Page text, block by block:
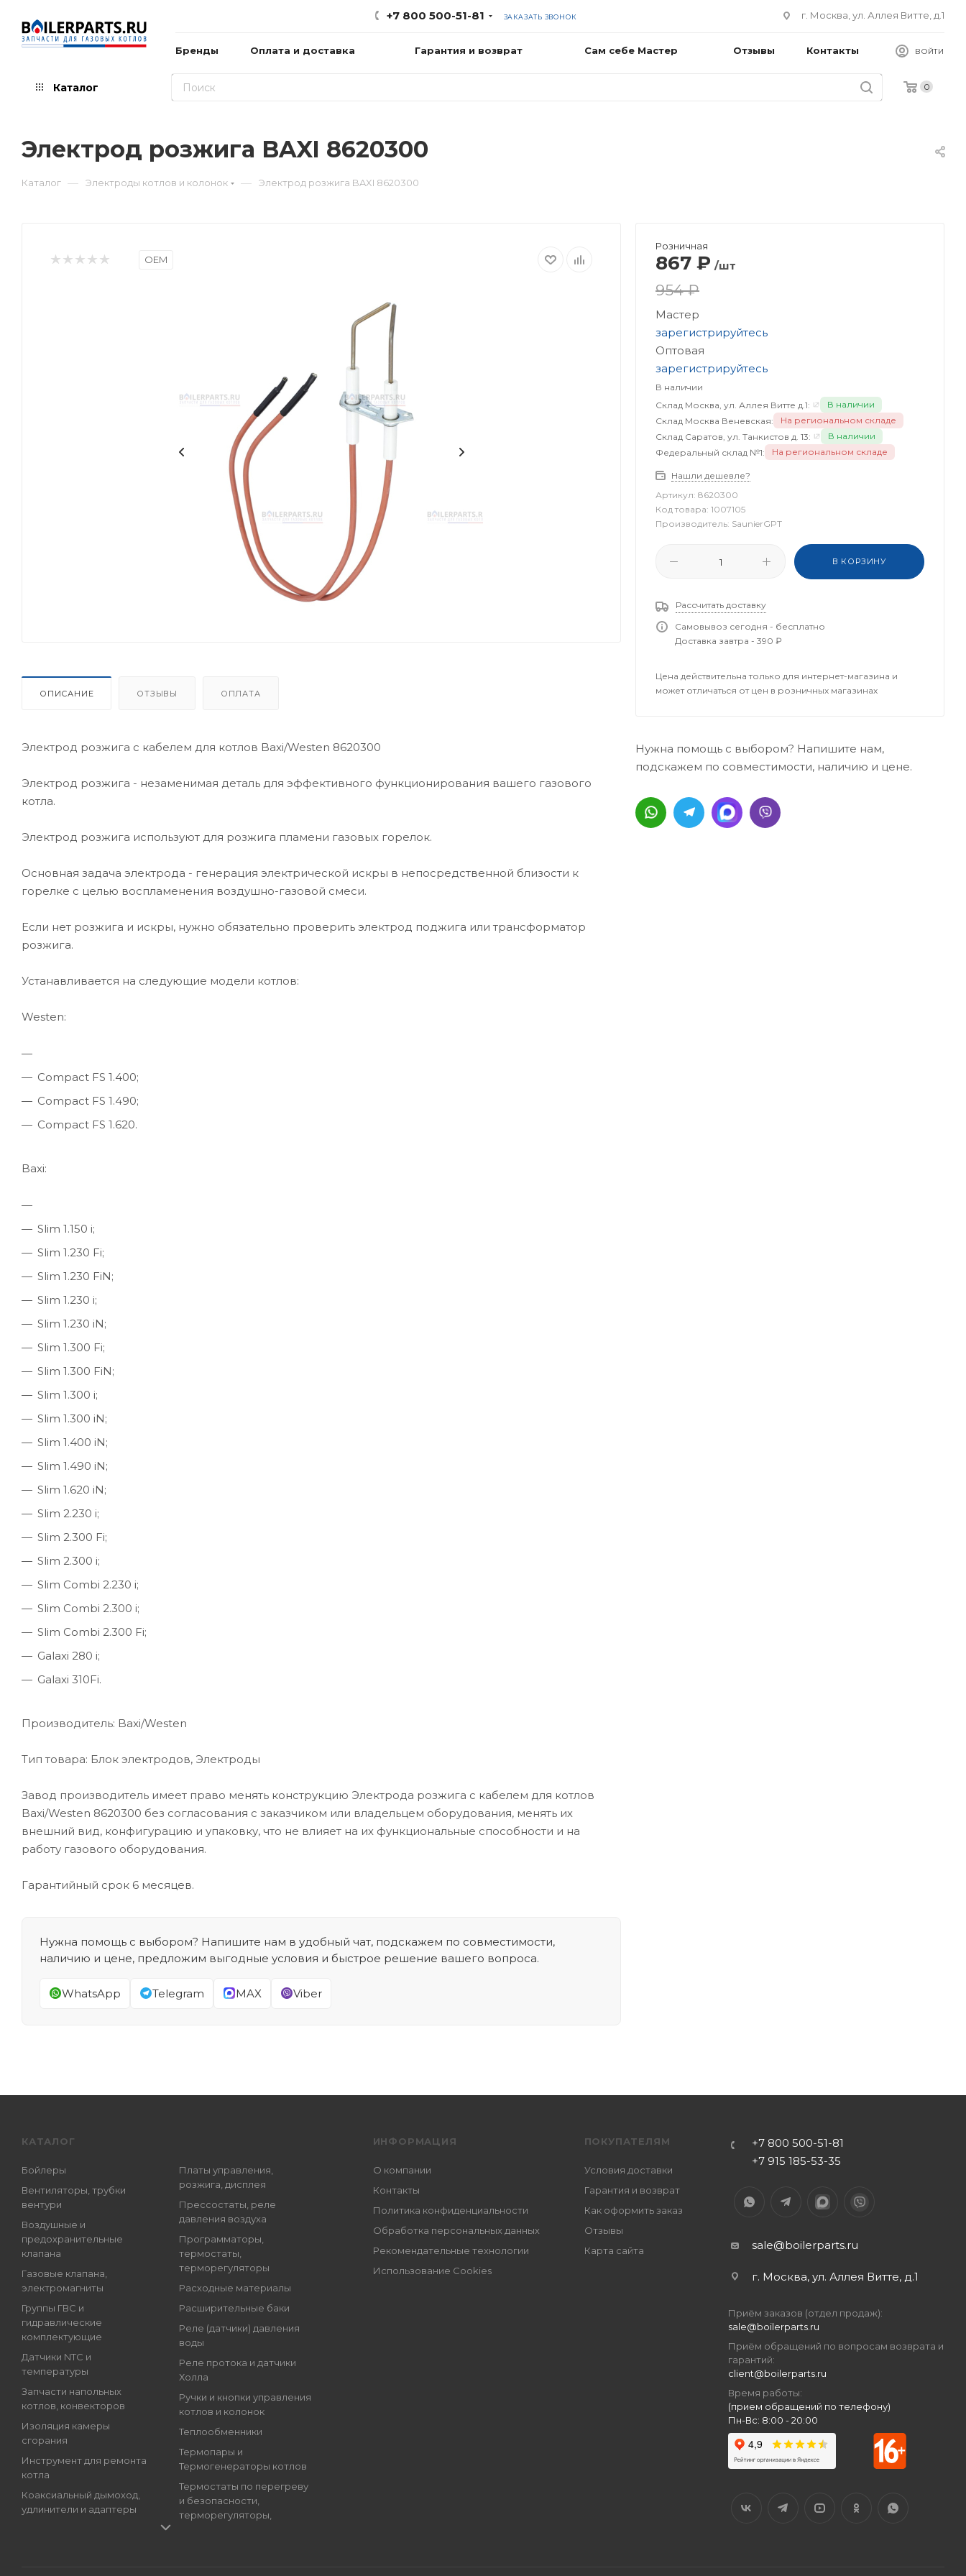
+7 800 500-51-81 ЗАКАЗАТЬ ЗВОНОК г. Москва, ул. Аллея Витте, д.1
Бренды Оплата и доставка Гарантия и возврат Сам себе Мастер Отзывы Контакты ВОЙТИ
Каталог 0
Электрод розжига BAXI 8620300
Каталог — Электроды котлов и колонок — Электрод розжига BAXI 8620300
OEM
ОПИСАНИЕ ОТЗЫВЫ ОПЛАТА
Электрод розжига с кабелем для котлов Baxi/Westen 8620300
Электрод розжига - незаменимая деталь для эффективного функционирования вашего газового
котла.
Электрод розжига используют для розжига пламени газовых горелок.
Основная задача электрода - генерация электрической искры в непосредственной близости к
горелке с целью воспламенения воздушно-газовой смеси.
Если нет розжига и искры, нужно обязательно проверить электрод поджига или трансформатор
розжига.
Устанавливается на следующие модели котлов:
Westen:
Compact FS 1.400;
Compact FS 1.490;
Compact FS 1.620.
Baxi:
Slim 1.150 i;
Slim 1.230 Fi;
Slim 1.230 FiN;
Slim 1.230 i;
Slim 1.230 iN;
Slim 1.300 Fi;
Slim 1.300 FiN;
Slim 1.300 i;
Slim 1.300 iN;
Slim 1.400 iN;
Slim 1.490 iN;
Slim 1.620 iN;
Slim 2.230 i;
Slim 2.300 Fi;
Slim 2.300 i;
Slim Combi 2.230 i;
Slim Combi 2.300 i;
Slim Combi 2.300 Fi;
Galaxi 280 i;
Galaxi 310Fi.
Производитель: Baxi/Westen
Тип товара: Блок электродов, Электроды
Завод производитель имеет право менять конструкцию Электрода розжига с кабелем для котлов
Baxi/Westen 8620300 без согласования с заказчиком или владельцем оборудования, менять их
внешний вид, конфигурацию и упаковку, что не влияет на их функциональные способности и на
работу газового оборудования.
Гарантийный срок 6 месяцев.
Нужна помощь с выбором? Напишите нам в удобный чат, подскажем по совместимости,
наличию и цене, предложим выгодные условия и быстрое решение вашего вопроса.
WhatsApp Telegram MAX Viber
Розничная
867 ₽ /шт
954 ₽
Мастер
зарегистрируйтесь
Оптовая
зарегистрируйтесь
В наличии
Склад Москва, ул. Аллея Витте д.1:
В наличии
Склад Москва Веневская:
На региональном складе
Склад Саратов, ул. Танкистов д. 13:
В наличии
Федеральный склад №1:
На региональном складе
Нашли дешевле?
Артикул: 8620300
Код товара: 1007105
Производитель: SaunierGPT
В КОРЗИНУ
Рассчитать доставку
Самовывоз сегодня - бесплатно
Доставка завтра - 390 ₽
Цена действительна только для интернет-магазина и
может отличаться от цен в розничных магазинах
Нужна помощь с выбором? Напишите нам,
подскажем по совместимости, наличию и цене.
КАТАЛОГ
Бойлеры
Вентиляторы, трубки
вентури
Воздушные и
предохранительные
клапана
Газовые клапана,
электромагниты
Группы ГВС и
гидравлические
комплектующие
Датчики NTC и
температуры
Запчасти напольных
котлов, конвекторов
Изоляция камеры
сгорания
Инструмент для ремонта
котла
Коаксиальный дымоход,
удлинители и адаптеры
Платы управления,
розжига, дисплея
Прессостаты, реле
давления воздуха
Программаторы,
термостаты,
терморегуляторы
Расходные материалы
Расширительные баки
Реле (датчики) давления
воды
Реле протока и датчики
Холла
Ручки и кнопки управления
котлов и колонок
Теплообменники
Термопары и
Термогенераторы котлов
Термостаты по перегреву
и безопасности,
терморегуляторы,
ИНФОРМАЦИЯ
О компании
Контакты
Политика конфиденциальности
Обработка персональных данных
Рекомендательные технологии
Использование Cookies
ПОКУПАТЕЛЯМ
Условия доставки
Гарантия и возврат
Как оформить заказ
Отзывы
Карта сайта
+7 800 500-51-81
+7 915 185-53-35
sale@boilerparts.ru
г. Москва, ул. Аллея Витте, д.1
Приём заказов (отдел продаж):
sale@boilerparts.ru
Приём обращений по вопросам возврата и
гарантий:
client@boilerparts.ru
Время работы:
(прием обращений по телефону)
Пн-Вс: 8:00 - 20:00